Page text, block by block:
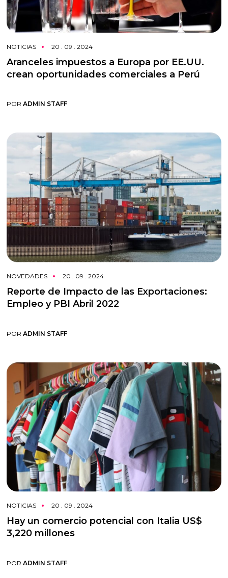
NOTICIAS 20 . 09 . 2024
Aranceles impuestos a Europa por EE.UU.
crean oportunidades comerciales a Perú
PORADMIN STAFF
NOVEDADES 20 . 09 . 2024
Reporte de Impacto de las Exportaciones:
Empleo y PBI Abril 2022
PORADMIN STAFF
NOTICIAS 20 . 09 . 2024
Hay un comercio potencial con Italia US$
3,220 millones
PORADMIN STAFF